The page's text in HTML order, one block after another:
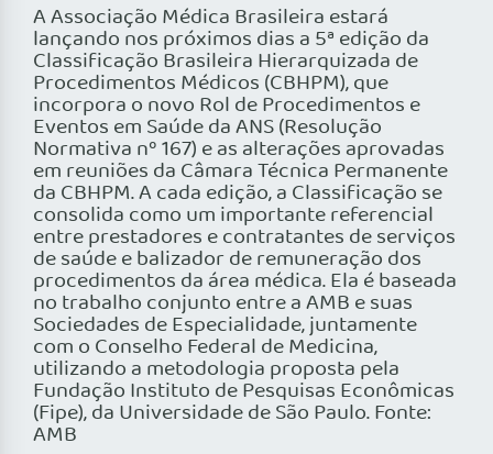
A Associação Médica Brasileira estará
lançando nos próximos dias a 5ª edição da
Classificação Brasileira Hierarquizada de
Procedimentos Médicos (CBHPM), que
incorpora o novo Rol de Procedimentos e
Eventos em Saúde da ANS (Resolução
Normativa nº 167) e as alterações aprovadas
em reuniões da Câmara Técnica Permanente
da CBHPM. A cada edição, a Classificação se
consolida como um importante referencial
entre prestadores e contratantes de serviços
de saúde e balizador de remuneração dos
procedimentos da área médica. Ela é baseada
no trabalho conjunto entre a AMB e suas
Sociedades de Especialidade, juntamente
com o Conselho Federal de Medicina,
utilizando a metodologia proposta pela
Fundação Instituto de Pesquisas Econômicas
(Fipe), da Universidade de São Paulo. Fonte:
AMB